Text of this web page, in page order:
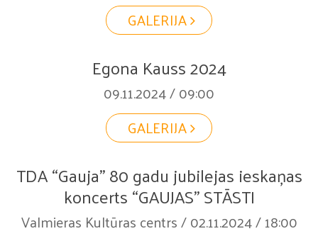
GALERIJA
Egona Kauss 2024
09.11.2024 / 09:00
GALERIJA
TDA “Gauja” 80 gadu jubilejas ieskaņas
koncerts “GAUJAS” STĀSTI
Valmieras Kultūras centrs / 02.11.2024 / 18:00